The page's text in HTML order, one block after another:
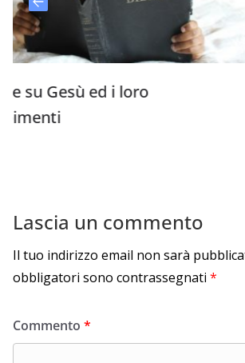
ed i loro
Lascia un commento
Il tuo indirizzo email non sarà
obbligatori sono contrassegnati *
Commento *